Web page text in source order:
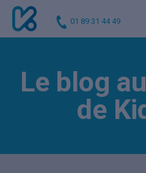
01 89 31 44 49
Le blog
de